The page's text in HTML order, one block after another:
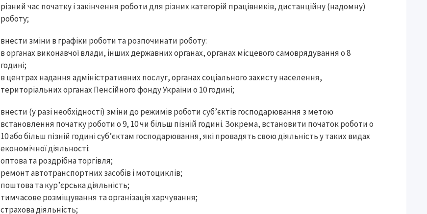
різний час початку і закінчення роботи для різних категорій працівників, дистанційну (надомну)
роботу;
внести зміни в графіки роботи та розпочинати роботу:
в органах виконавчої влади, інших державних органах, органах місцевого самоврядування о 8
годині;
в центрах надання адміністративних послуг, органах соціального захисту населення,
територіальних органах Пенсійного фонду України о 10 годині;
внести (у разі необхідності) зміни до режимів роботи суб’єктів господарювання з метою
встановлення початку роботи о 9, 10 чи більш пізній годині. Зокрема, встановити початок роботи о
10 або більш пізній годині суб’єктам господарювання, які провадять свою діяльність у таких видах
економічної діяльності:
оптова та роздрібна торгівля;
ремонт автотранспортних засобів і мотоциклів;
поштова та кур’єрська діяльність;
тимчасове розміщування та організація харчування;
страхова діяльність;